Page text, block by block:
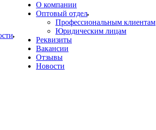
О компании
Оптовый отдел
Профессиональным клиентам
Юридическим лицам
Реквизиты
Вакансии
Отзывы
Новости